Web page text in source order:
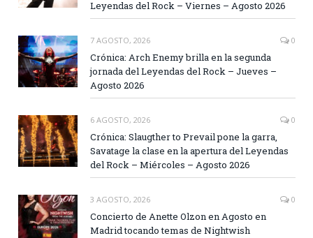
Leyendas del Rock – Viernes – Agosto 2026
7 AGOSTO, 2026 0
Crónica: Arch Enemy brilla en la segunda
jornada del Leyendas del Rock – Jueves –
Agosto 2026
6 AGOSTO, 2026 0
Crónica: Slaugther to Prevail pone la garra,
Savatage la clase en la apertura del Leyendas
del Rock – Miércoles – Agosto 2026
3 AGOSTO, 2026 0
Concierto de Anette Olzon en Agosto en
Madrid tocando temas de Nightwish